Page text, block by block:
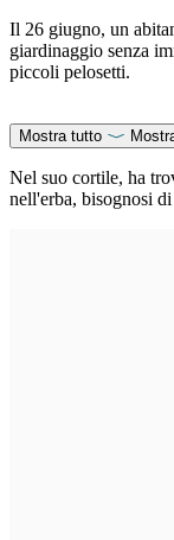
Il 26 giugno, un
giardinaggio senza
piccoli pelosetti.
Mostra tutto
Nel suo cortile, ha
nell'erba, bisognosi